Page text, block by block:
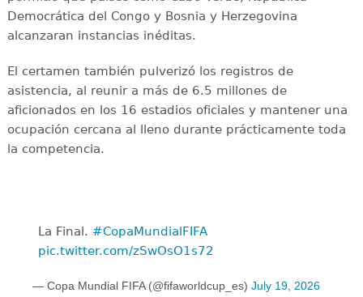
Democrática del Congo y Bosnia y Herzegovina
alcanzaran instancias inéditas.
El certamen también pulverizó los registros de
asistencia, al reunir a más de 6.5 millones de
aficionados en los 16 estadios oficiales y mantener una
ocupación cercana al lleno durante prácticamente toda
la competencia.
La Final. ️ #CopaMundialFIFA
pic.twitter.com/zSwOsO1s72
— Copa Mundial FIFA (@fifaworldcup_es) July 19, 2026